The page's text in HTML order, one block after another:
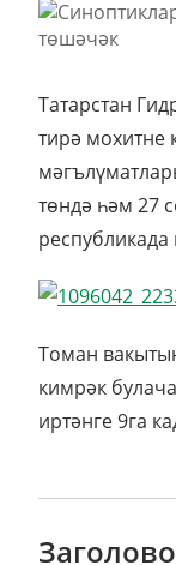
Татарстан
тирә мохитне
төндә һәм 27
Томан
кимрәк
иртәнге 9га